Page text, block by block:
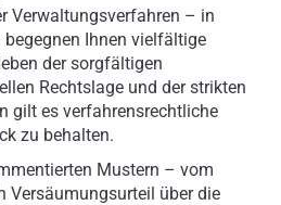
Verwaltungsverfahren – in
Ihnen vielfältige
der sorgfältigen
Rechtslage und der strikten
gilt es verfahrensrechtliche
zu behalten.
Mustern – vom
Versäumungsurteil über die